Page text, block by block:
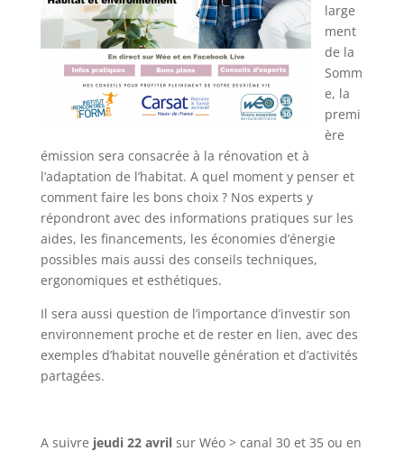
large
ment
de la
Somm
e, la
premi
ère
émission sera consacrée à la rénovation et à
l’adaptation de l’habitat. A quel moment y penser et
comment faire les bons choix ? Nos experts y
répondront avec des informations pratiques sur les
aides, les financements, les économies d’énergie
possibles mais aussi des conseils techniques,
ergonomiques et esthétiques.
Il sera aussi question de l’importance d’investir son
environnement proche et de rester en lien, avec des
exemples d’habitat nouvelle génération et d’activités
partagées.
A suivre jeudi 22 avrilsur Wéo > canal 30 et 35 ou en